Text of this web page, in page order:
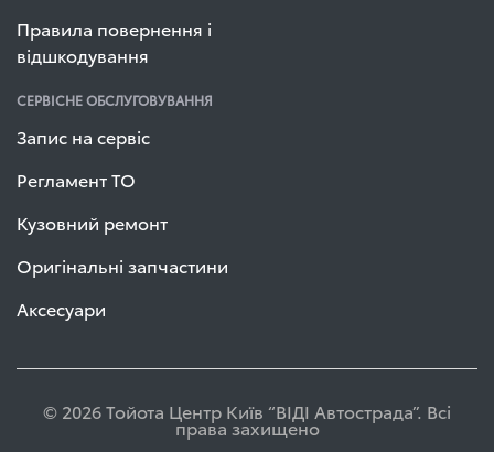
Правила повернення і
відшкодування
СЕРВІСНЕ ОБСЛУГОВУВАННЯ
Запис на сервіс
Регламент ТО
Кузовний ремонт
Оригінальні запчастини
Аксесуари
© 2026 Тойота Центр Київ “ВІДІ Автострада”. Всі
права захищено